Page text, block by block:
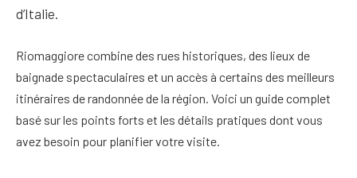
d’Italie.
Riomaggiore combine des rues historiques, des lieux de
baignade spectaculaires et un accès à certains des meilleurs
itinéraires de randonnée de la région. Voici un guide complet
basé sur les points forts et les détails pratiques dont vous
avez besoin pour planifier votre visite.